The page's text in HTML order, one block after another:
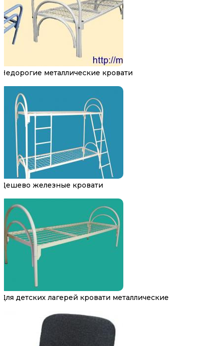
Недорогие металлические кровати
Дешево железные кровати
Для детских лагерей кровати металлические